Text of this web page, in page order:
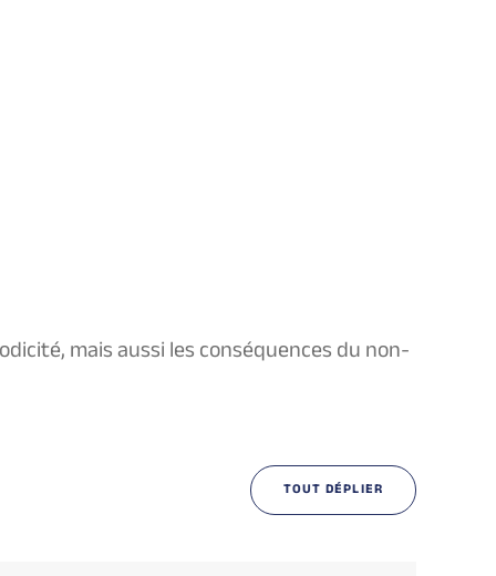
mais aussi les conséquences du non-
TOUT DÉPLIER